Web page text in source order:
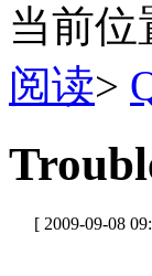
当前位
阅读>
[ 2009-09-08